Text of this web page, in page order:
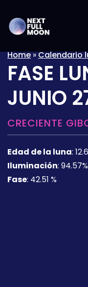
Home»Calendario
FASE
JUNIO
CRECIENTE
Edad de la luna:
Iluminación: 94.57%
Fase: 42.51 %